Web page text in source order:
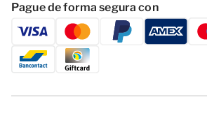
Pague de forma segura con